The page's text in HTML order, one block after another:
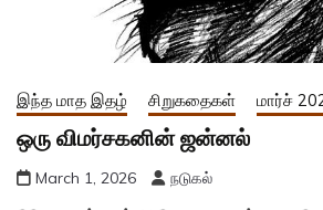
இந்த மாத இதழ் சிறுகதைகள் மார்ச்
ஒரு விமர்சகனின் ஜன்னல்
March 1, 2026 நடுகல்